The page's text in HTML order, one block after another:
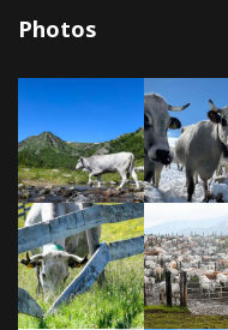
Photos